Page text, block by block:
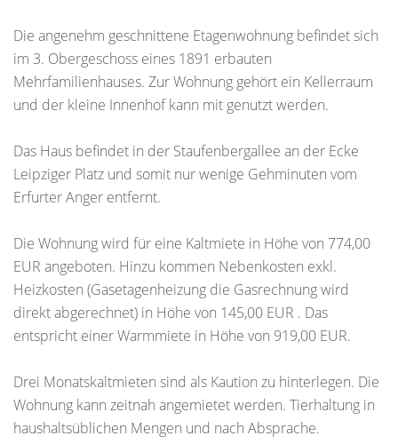
Die angenehm geschnittene Etagenwohnung befindet sich
im 3. Obergeschoss eines 1891 erbauten
Mehrfamilienhauses. Zur Wohnung gehört ein Kellerraum
und der kleine Innenhof kann mit genutzt werden.
Das Haus befindet in der Staufenbergallee an der Ecke
Leipziger Platz und somit nur wenige Gehminuten vom
Erfurter Anger entfernt.
Die Wohnung wird für eine Kaltmiete in Höhe von 774,00
EUR angeboten. Hinzu kommen Nebenkosten exkl.
Heizkosten (Gasetagenheizung die Gasrechnung wird
direkt abgerechnet) in Höhe von 145,00 EUR . Das
entspricht einer Warmmiete in Höhe von 919,00 EUR.
Drei Monatskaltmieten sind als Kaution zu hinterlegen. Die
Wohnung kann zeitnah angemietet werden. Tierhaltung in
haushaltsüblichen Mengen und nach Absprache.